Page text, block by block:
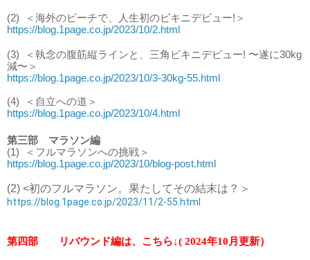
(2)
＜海外のビーチで、人生初のビキニデビュー!＞
https://blog.1page.co.jp/2023/10/2.html
(3)
＜執念の腹筋縦ラインと、三角ビキニデビュー! 〜遂に30kg
減〜＞
https://blog.1page.co.jp/2023/10/3-30kg-55.html
(4)
＜自立への道＞
https://blog.1page.co.jp/2023/10/4.html
第三部 マラソン編
(1)
＜フルマラソンへの挑戦＞
https://blog.1page.co.jp/2023/10/blog-post.html
(2) <初のフルマラソン。果たしてその結末は？＞
https://blog.1page.co.jp/2023/11/2-55.html
第四部 リバウンド編は、こちら↓( 2024年10月更新）